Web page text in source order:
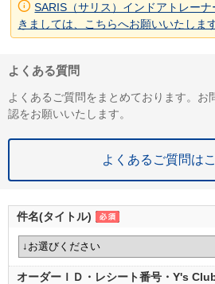
SARIS（サリス）インドアトレー
きましては、こちらへお願いいたします
よくある質問
よくあるご質問をまとめております。お
認をお願いいたします。
よくあるご質問は
件名(タイトル)
オーダーＩＤ・レシート番号・Y's